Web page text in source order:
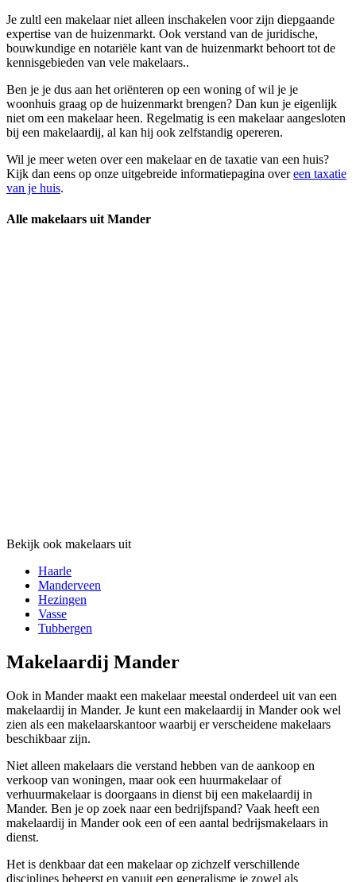
Je zultl een makelaar niet alleen inschakelen voor zijn diepgaande
expertise van de huizenmarkt. Ook verstand van de juridische,
bouwkundige en notariële kant van de huizenmarkt behoort tot de
kennisgebieden van vele makelaars..
Ben je je dus aan het oriënteren op een woning of wil je je
woonhuis graag op de huizenmarkt brengen? Dan kun je eigenlijk
niet om een makelaar heen. Regelmatig is een makelaar aangesloten
bij een makelaardij, al kan hij ook zelfstandig opereren.
Wil je meer weten over een makelaar en de taxatie van een huis?
Kijk dan eens op onze uitgebreide informatiepagina overeen taxatie
van je huis.
Alle makelaars uit Mander
Bekijk ook makelaars uit
Haarle
Manderveen
Hezingen
Vasse
Tubbergen
Makelaardij Mander
Ook in Mander maakt een makelaar meestal onderdeel uit van een
makelaardij in Mander. Je kunt een makelaardij in Mander ook wel
zien als een makelaarskantoor waarbij er verscheidene makelaars
beschikbaar zijn.
Niet alleen makelaars die verstand hebben van de aankoop en
verkoop van woningen, maar ook een huurmakelaar of
verhuurmakelaar is doorgaans in dienst bij een makelaardij in
Mander. Ben je op zoek naar een bedrijfspand? Vaak heeft een
makelaardij in Mander ook een of een aantal bedrijsmakelaars in
dienst.
Het is denkbaar dat een makelaar op zichzelf verschillende
disciplines beheerst en vanuit een generalisme je zowel als